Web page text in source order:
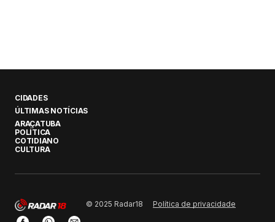
CIDADES
ÚLTIMAS NOTÍCIAS
ARAÇATUBA
POLÍTICA
COTIDIANO
CULTURA
© 2025 Radar18 Política de privacidade